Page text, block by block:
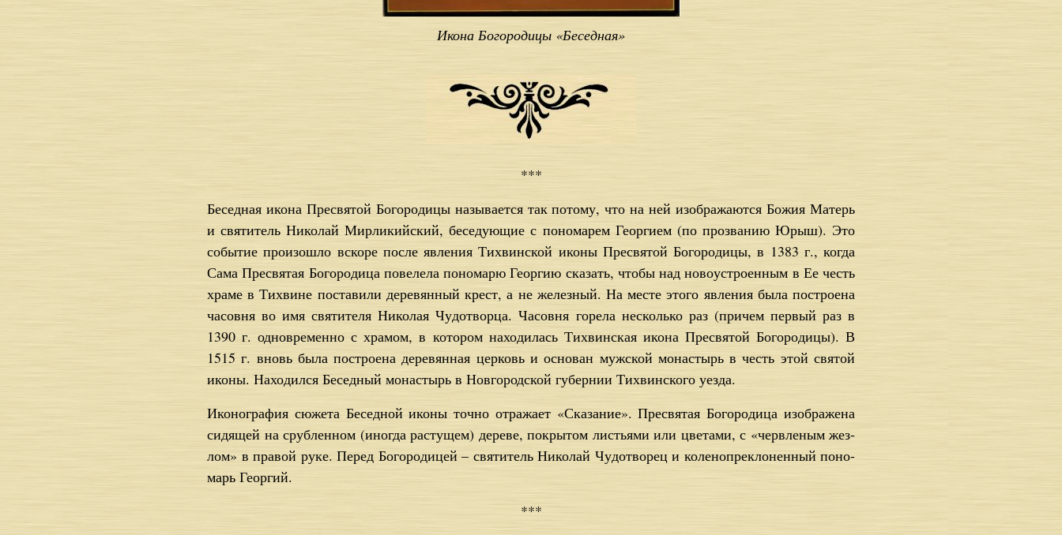
Икона Богородицы «Беседная»
***
Бе­сед­ная ико­на Пре­свя­той Бо­го­ро­ди­цы на­зы­ва­ет­ся так по­то­му, что на ней изо­бра­жа­ют­ся Бо­жия Ма­терь
и свя­ти­тель Ни­ко­лай Мир­ли­кий­ский, бе­се­ду­ю­щие с по­но­ма­рем Ге­ор­ги­ем (по про­зва­нию Юрыш). Это
со­бы­тие про­изо­шло вско­ре по­сле яв­ле­ния Тих­вин­ской ико­ны Пре­свя­той Бо­го­ро­ди­цы, в 1383 г., ко­гда
Са­ма Пре­свя­тая Бо­го­ро­ди­ца по­ве­ле­ла по­но­ма­рю Ге­ор­гию ска­зать, чтобы над но­во­устро­ен­ным в Ее честь
хра­ме в Тих­вине по­ста­ви­ли де­ре­вян­ный крест, а не же­лез­ный. На ме­сте это­го яв­ле­ния бы­ла по­стро­е­на
ча­сов­ня во имя свя­ти­те­ля Ни­ко­лая Чу­до­твор­ца. Ча­сов­ня го­ре­ла несколь­ко раз (при­чем пер­вый раз в
1390 г. од­новре­мен­но с хра­мом, в ко­то­ром на­хо­ди­лась Тих­вин­ская ико­на Пре­свя­той Бо­го­ро­ди­цы). В
1515 г. вновь бы­ла по­стро­е­на де­ре­вян­ная цер­ковь и ос­но­ван муж­ской мо­на­стырь в честь этой свя­той
ико­ны. На­хо­дил­ся Бе­сед­ный мо­на­стырь в Нов­го­род­ской гу­бер­нии Тих­вин­ско­го уез­да.
Ико­но­гра­фия сю­же­та Бе­сед­ной ико­ны точ­но от­ра­жа­ет «Ска­за­ние». Пре­свя­тая Бо­го­ро­ди­ца изо­бра­же­на
си­дя­щей на сруб­лен­ном (ино­гда рас­ту­щем) де­ре­ве, по­кры­том ли­стья­ми или цве­та­ми, с «черв­ле­ным жез­
лом» в пра­вой ру­ке. Пе­ред Бо­го­ро­ди­цей – свя­ти­тель Ни­ко­лай Чу­до­тво­рец и ко­ле­но­пре­кло­нен­ный по­но­
марь Ге­ор­гий.
***